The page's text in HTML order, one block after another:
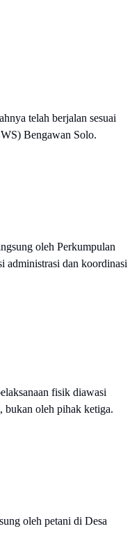
telah berjalan sesuai
Bengawan Solo.
oleh Perkumpulan
administrasi dan koordinasi
fisik diawasi
bukan oleh pihak ketiga.
oleh petani di Desa